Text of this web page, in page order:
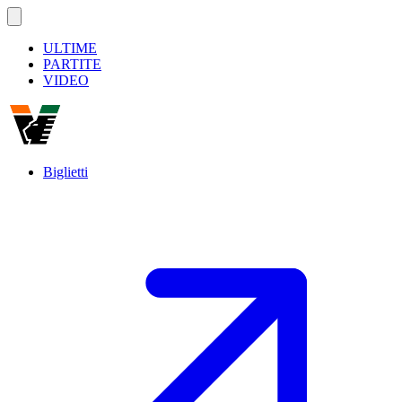
ULTIME
PARTITE
VIDEO
Biglietti